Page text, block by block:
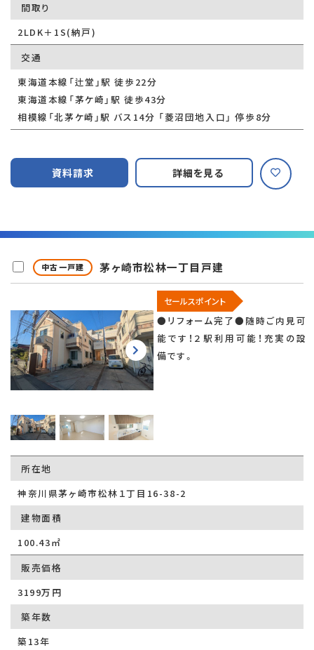
間取り
2LDK＋1S(納戸)
交通
東海道本線「辻堂」駅 徒歩22分
東海道本線「茅ケ崎」駅 徒歩43分
相模線「北茅ケ崎」駅 バス14分 「菱沼団地入口」 停歩8分
資料請求 詳細を見る
中古一戸建 茅ヶ崎市松林一丁目戸建
セールスポイント
●リフォーム完了●随時ご内見可
能です！２駅利用可能！充実の設
備です。
所在地
神奈川県茅ヶ崎市松林１丁目16-38-2
建物面積
100.43㎡
販売価格
3199万円
築年数
築13年